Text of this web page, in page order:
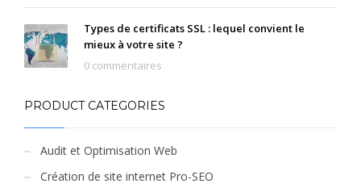
Types de certificats SSL : lequel convient le
mieux à votre site ?
0 commentaires
PRODUCT CATEGORIES
Audit et Optimisation Web
Création de site internet Pro-SEO